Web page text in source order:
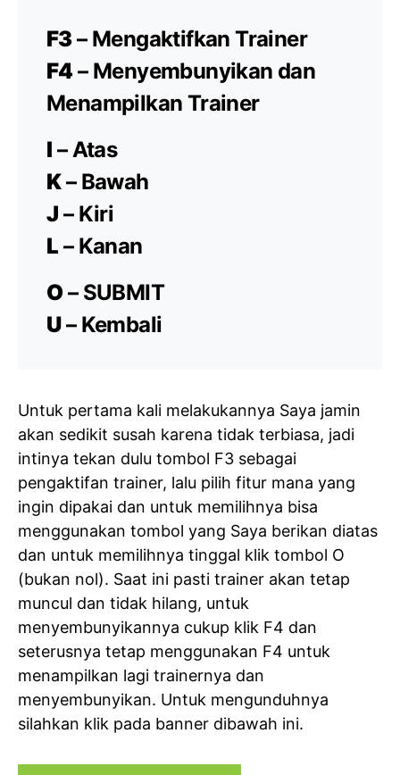
F3– Mengaktifkan Trainer
F4 – Menyembunyikan dan
Menampilkan Trainer
I – Atas
K– Bawah
J – Kiri
L – Kanan
O – SUBMIT
U– Kembali
Untuk pertama kali melakukannya Saya jamin
akan sedikit susah karena tidak terbiasa, jadi
intinya tekan dulu tombol F3 sebagai
pengaktifan trainer, lalu pilih fitur mana yang
ingin dipakai dan untuk memilihnya bisa
menggunakan tombol yang Saya berikan diatas
dan untuk memilihnya tinggal klik tombol O
(bukan nol). Saat ini pasti trainer akan tetap
muncul dan tidak hilang, untuk
menyembunyikannya cukup klik F4 dan
seterusnya tetap menggunakan F4 untuk
menampilkan lagi trainernya dan
menyembunyikan. Untuk mengunduhnya
silahkan klik pada banner dibawah ini.